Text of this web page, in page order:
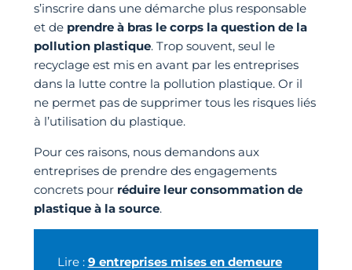
s’inscrire dans une démarche plus responsable
et de prendre à bras le corps la question de la
pollution plastique. Trop souvent, seul le
recyclage est mis en avant par les entreprises
dans la lutte contre la pollution plastique. Or il
ne permet pas de supprimer tous les risques liés
à l’utilisation du plastique.
Pour ces raisons, nous demandons aux
entreprises de prendre des engagements
concrets pourréduire leur consommation de
plastique à la source.
Lire : 9 entreprises mises en demeure